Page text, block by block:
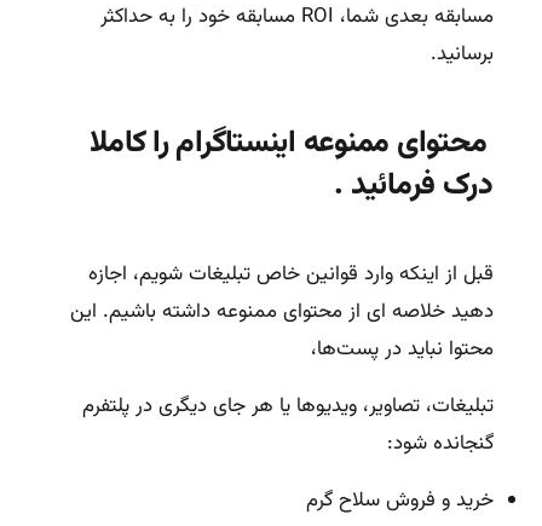
مسابقه بعدی شما، ROI مسابقه خود را به حداکثر
برسانید.
محتوای ممنوعه اینستاگرام را کاملا
درک فرمائید .
قبل از اینکه وارد قوانین خاص تبلیغات شویم، اجازه
دهید خلاصه ای از محتوای ممنوعه داشته باشیم. این
محتوا نباید در پست‌ها،
تبلیغات، تصاویر، ویدیوها یا هر جای دیگری در پلتفرم
گنجانده شود:
خرید و فروش سلاح گرم